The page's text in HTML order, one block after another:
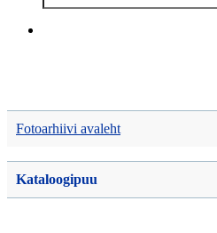
Fotoarhiivi avaleht
Kataloogipuu